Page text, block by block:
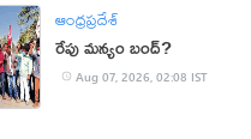
ఆంధ్రప్రదేశ్
రేపు మన్యం బంద్‌?
Aug 07, 2026, 02:08 IST